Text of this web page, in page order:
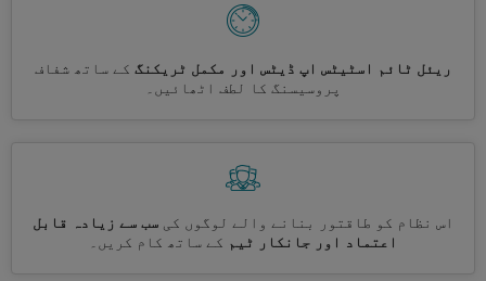
ریئل ٹائم اسٹیٹس اپ ڈیٹس اور مکمل ٹریکنگ کے ساتھ شفاف
پروسیسنگ کا لطف اٹھائیں۔
اس نظام کو طاقتور بنانے والے لوگوں کی سب سے زیادہ قابل
اعتماد اور جانکار ٹیم کے ساتھ کام کریں۔